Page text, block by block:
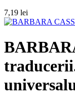
7,19 lei